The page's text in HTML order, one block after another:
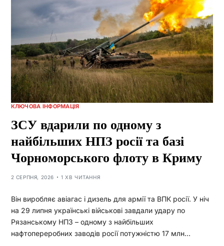
КЛЮЧОВА ІНФОРМАЦІЯ
ЗСУ вдарили по одному з
найбільших НПЗ росії та базі
Чорноморського флоту в Криму
2 СЕРПНЯ, 2026 1 ХВ ЧИТАННЯ
Він виробляє авіагас і дизель для армії та ВПК росії. У ніч
на 29 липня українські військові завдали удару по
Рязанському НПЗ – одному з найбільших
нафтопереробних заводів росії потужністю 17 млн…